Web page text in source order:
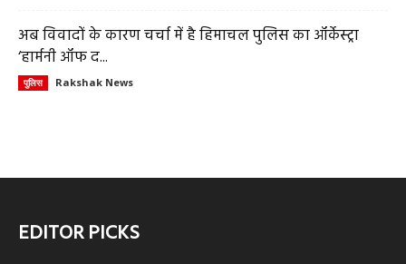
अब विवादों के कारण चर्चा में है हिमाचल पुलिस का ऑर्केस्ट्रा
‘हार्मनी ऑफ द...
पुलिस Rakshak News
EDITOR PICKS